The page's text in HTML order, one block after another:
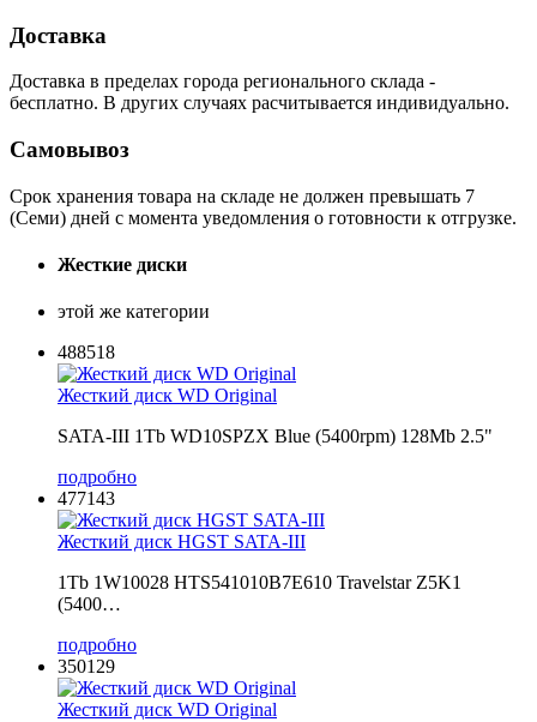
Доставка
Доставка в пределах города регионального склада -
бесплатно. В других случаях расчитывается индивидуально.
Самовывоз
Срок хранения товара на складе не должен превышать 7
(Семи) дней с момента уведомления о готовности к отгрузке.
Жесткие диски
этой же категории
488518
Жесткий диск WD Original
SATA-III 1Tb WD10SPZX Blue (5400rpm) 128Mb 2.5"
подробно
477143
Жесткий диск HGST SATA-III
1Tb 1W10028 HTS541010B7E610 Travelstar Z5K1
(5400…
подробно
350129
Жесткий диск WD Original